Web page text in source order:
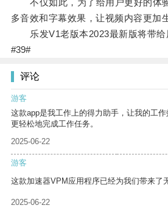
不仅如此，为了给用户更好的体
多音效和字幕效果，让视频内容更加
乐发V1老版本2023最新版将带给
#39#
评论
游客
这款app是我工作上的得力助手，让我的工
更轻松地完成工作任务。
2025-06-22
游客
这款加速器VPM应用程序已经为我们带来了
2025-06-22